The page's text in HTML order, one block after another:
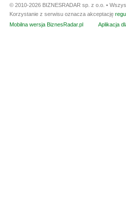
© 2010-2026 BIZNESRADAR sp. z o.o. •
Korzystanie z serwisu oznacza akceptację
Mobilna wersja BiznesRadar.pl
Aplikacja